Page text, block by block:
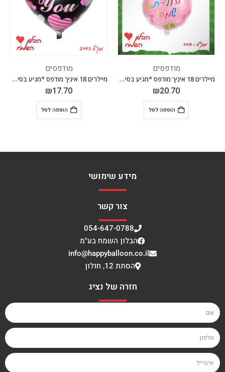
מודפסים
17.70
הוספה לסל
מודפסים
17.70
הוספה לסל
מידע שימושי
צור קשר
054-647-0788
הבלון השמח בע"מ
info@happyballoon.co.il
הסתת 12, חולון
חזרה של נציג